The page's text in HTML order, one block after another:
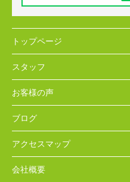
トップページ
スタッフ
お客様の声
ブログ
アクセスマップ
会社概要